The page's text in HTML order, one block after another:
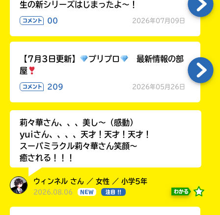
生の新シリーズはじまったよ～！
コメント 00 2026年07月09日
【7月3日更新】 プリプロ
最新情報の部
屋
コメント 209 2026年05月26日
莉々華さん、、、美し〜（感動）
yuiさん、、、、天才！天才！天才！
スーパミラクル莉々華さん笑顔〜
癒される！！！
ウィンネル さん ／ 女性 ／ 小学5年
2026.08.06 NEW 注目 !! わかる